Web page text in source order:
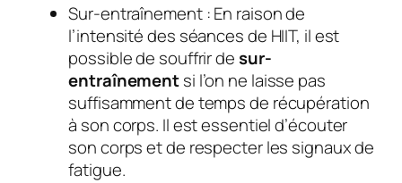
Sur-entraînement :En raison de
l’intensité des séances de HIIT, il est
possible de souffrir desur-
entraînementsi l’on ne laisse pas
suffisamment de temps de récupération
à son corps. Il est essentiel d’écouter
son corps et de respecter les signaux de
fatigue.